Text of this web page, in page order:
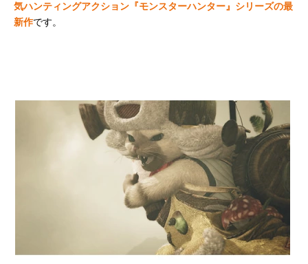
気ハンティングアクション『モンスターハンター』シリーズの最
新作です。